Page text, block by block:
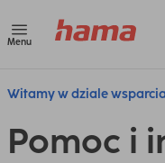
Menu
Witamy w dziale
Pomoc i